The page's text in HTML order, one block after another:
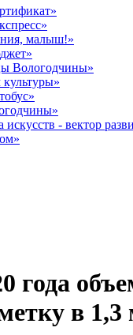
малыш!»
Вологодчины»
- вектор
года
в